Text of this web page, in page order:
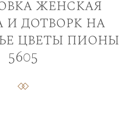
женская
и дотворк на
цветы пионы
5605